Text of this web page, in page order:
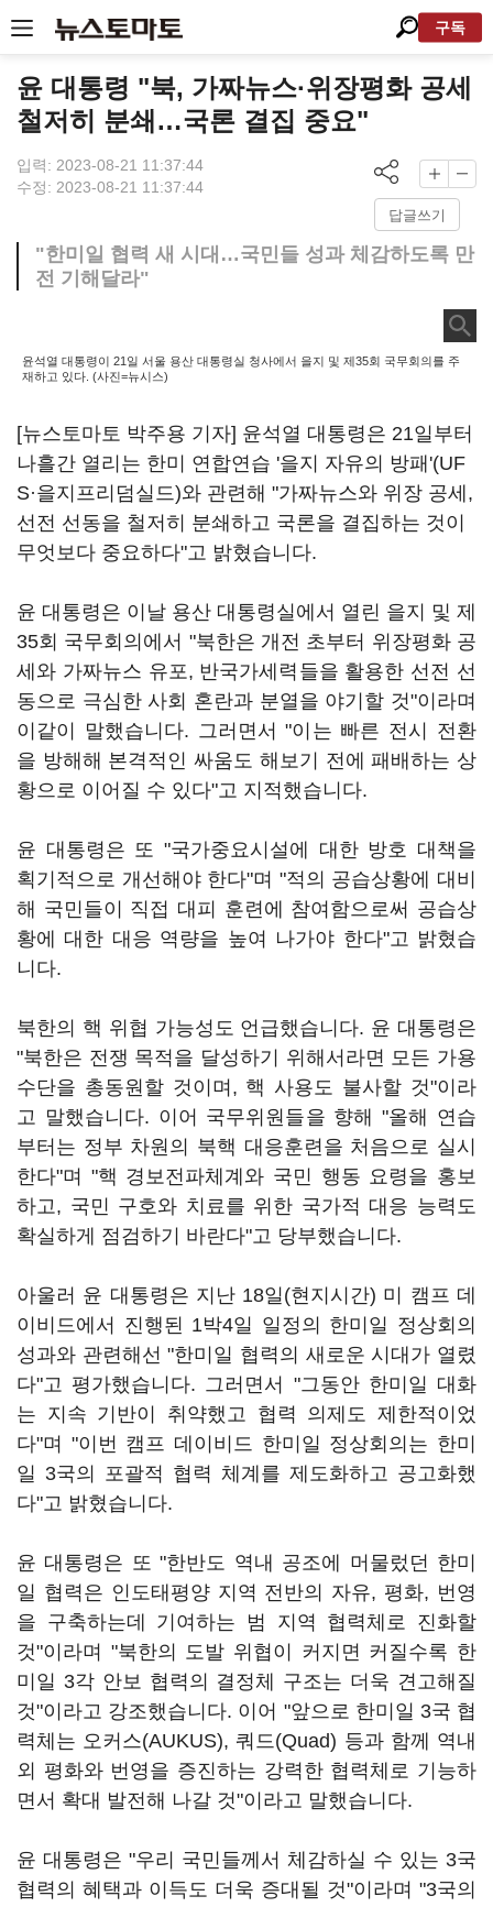
구독
윤 대통령 "북, 가짜뉴스·위장평화 공세
철저히 분쇄…국론 결집 중요"
입력: 2023-08-21 11:37:44
수정: 2023-08-21 11:37:44
답글쓰기
"한미일 협력 새 시대…국민들 성과 체감하도록 만
전 기해달라"
윤석열 대통령이 21일 서울 용산 대통령실 청사에서 을지 및 제35회 국무회의를 주
재하고 있다. (사진=뉴시스)
[뉴스토마토 박주용 기자] 윤석열 대통령은 21일부터
나흘간 열리는 한미 연합연습 '을지 자유의 방패'(UF
S·을지프리덤실드)와 관련해 "가짜뉴스와 위장 공세,
선전 선동을 철저히 분쇄하고 국론을 결집하는 것이
무엇보다 중요하다"고 밝혔습니다.
윤 대통령은 이날 용산 대통령실에서 열린 을지 및 제
35회 국무회의에서 "북한은 개전 초부터 위장평화 공
세와 가짜뉴스 유포, 반국가세력들을 활용한 선전 선
동으로 극심한 사회 혼란과 분열을 야기할 것"이라며
이같이 말했습니다. 그러면서 "이는 빠른 전시 전환
을 방해해 본격적인 싸움도 해보기 전에 패배하는 상
황으로 이어질 수 있다"고 지적했습니다.
윤 대통령은 또 "국가중요시설에 대한 방호 대책을
획기적으로 개선해야 한다"며 "적의 공습상황에 대비
해 국민들이 직접 대피 훈련에 참여함으로써 공습상
황에 대한 대응 역량을 높여 나가야 한다"고 밝혔습
니다.
북한의 핵 위협 가능성도 언급했습니다. 윤 대통령은
"북한은 전쟁 목적을 달성하기 위해서라면 모든 가용
수단을 총동원할 것이며, 핵 사용도 불사할 것"이라
고 말했습니다. 이어 국무위원들을 향해 "올해 연습
부터는 정부 차원의 북핵 대응훈련을 처음으로 실시
한다"며 "핵 경보전파체계와 국민 행동 요령을 홍보
하고, 국민 구호와 치료를 위한 국가적 대응 능력도
확실하게 점검하기 바란다"고 당부했습니다.
아울러 윤 대통령은 지난 18일(현지시간) 미 캠프 데
이비드에서 진행된 1박4일 일정의 한미일 정상회의
성과와 관련해선 "한미일 협력의 새로운 시대가 열렸
다"고 평가했습니다. 그러면서 "그동안 한미일 대화
는 지속 기반이 취약했고 협력 의제도 제한적이었
다"며 "이번 캠프 데이비드 한미일 정상회의는 한미
일 3국의 포괄적 협력 체계를 제도화하고 공고화했
다"고 밝혔습니다.
윤 대통령은 또 "한반도 역내 공조에 머물렀던 한미
일 협력은 인도태평양 지역 전반의 자유, 평화, 번영
을 구축하는데 기여하는 범 지역 협력체로 진화할
것"이라며 "북한의 도발 위협이 커지면 커질수록 한
미일 3각 안보 협력의 결정체 구조는 더욱 견고해질
것"이라고 강조했습니다. 이어 "앞으로 한미일 3국 협
력체는 오커스(AUKUS), 쿼드(Quad) 등과 함께 역내
외 평화와 번영을 증진하는 강력한 협력체로 기능하
면서 확대 발전해 나갈 것"이라고 말했습니다.
윤 대통령은 "우리 국민들께서 체감하실 수 있는 3국
협력의 혜택과 이득도 더욱 증대될 것"이라며 "3국의